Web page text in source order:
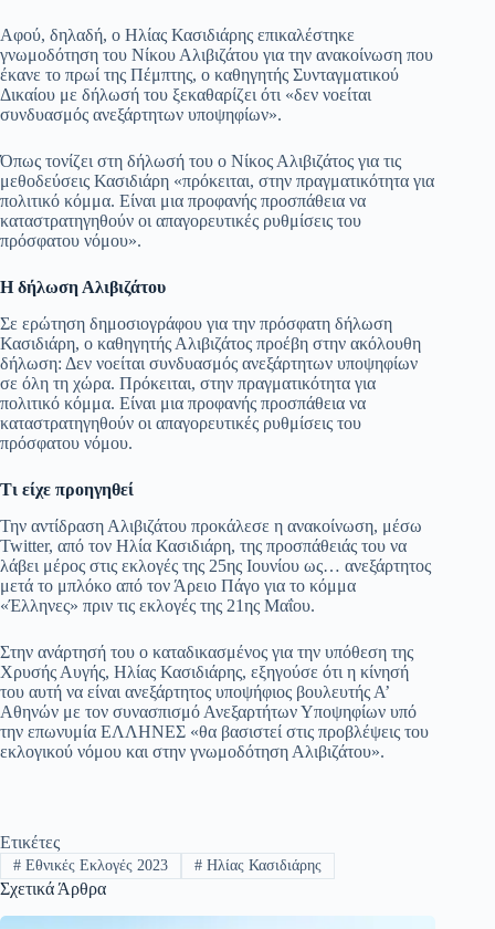
Αφού, δηλαδή, ο Ηλίας Κασιδιάρης επικαλέστηκε
γνωμοδότηση του Νίκου Αλιβιζάτου για την ανακοίνωση που
έκανε το πρωί της Πέμπτης, ο καθηγητής Συνταγματικού
Δικαίου με δήλωσή του ξεκαθαρίζει ότι «δεν νοείται
συνδυασμός ανεξάρτητων υποψηφίων».
Όπως τονίζει στη δήλωσή του ο Νίκος Αλιβιζάτος για τις
μεθοδεύσεις Κασιδιάρη «πρόκειται, στην πραγματικότητα για
πολιτικό κόμμα. Είναι μια προφανής προσπάθεια να
καταστρατηγηθούν οι απαγορευτικές ρυθμίσεις του
πρόσφατου νόμου».
Η δήλωση Αλιβιζάτου
Σε ερώτηση δημοσιογράφου για την πρόσφατη δήλωση
Κασιδιάρη, ο καθηγητής Αλιβιζάτος προέβη στην ακόλουθη
δήλωση: Δεν νοείται συνδυασμός ανεξάρτητων υποψηφίων
σε όλη τη χώρα. Πρόκειται, στην πραγματικότητα για
πολιτικό κόμμα. Είναι μια προφανής προσπάθεια να
καταστρατηγηθούν οι απαγορευτικές ρυθμίσεις του
πρόσφατου νόμου.
Τι είχε προηγηθεί
Την αντίδραση Αλιβιζάτου προκάλεσε η ανακοίνωση, μέσω
Twitter, από τον Ηλία Κασιδιάρη, της προσπάθειάς του να
λάβει μέρος στις εκλογές της 25ης Ιουνίου ως… ανεξάρτητος
μετά το μπλόκο από τον Άρειο Πάγο για το κόμμα
«Έλληνες» πριν τις εκλογές της 21ης Μαΐου.
Στην ανάρτησή του ο καταδικασμένος για την υπόθεση της
Χρυσής Αυγής, Ηλίας Κασιδιάρης, εξηγούσε ότι η κίνησή
του αυτή να είναι ανεξάρτητος υποψήφιος βουλευτής Α’
Αθηνών με τον συνασπισμό Ανεξαρτήτων Υποψηφίων υπό
την επωνυμία ΕΛΛΗΝΕΣ «θα βασιστεί στις προβλέψεις του
εκλογικού νόμου και στην γνωμοδότηση Αλιβιζάτου».
Ετικέτες
#Εθνικές Εκλογές 2023 #Ηλίας Κασιδιάρης
Σχετικά Άρθρα